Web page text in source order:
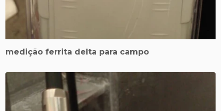
medição ferrita delta para campo